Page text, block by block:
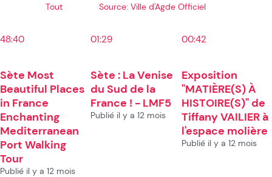
Tout Source: Ville d'Agde Officiel
48:40
Sète Most
Beautiful Places
in France
Enchanting
Mediterranean
Port Walking
Tour
Publié il y a 12 mois
01:29
Sète : La Venise
du Sud de la
France ! - LMF5
Publié il y a 12 mois
00:42
Exposition
"MATIÈRE(S) À
HISTOIRE(S)" de
Tiffany VAILIER à
l'espace molière
Publié il y a 12 mois